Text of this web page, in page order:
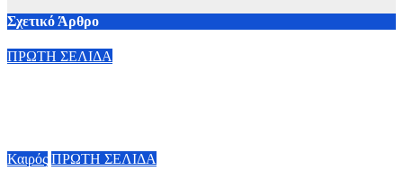
Σχετικό Άρθρο
ΠΡΩΤΗ ΣΕΛΙΔΑ
Καιρός ΠΡΩΤΗ ΣΕΛΙΔΑ